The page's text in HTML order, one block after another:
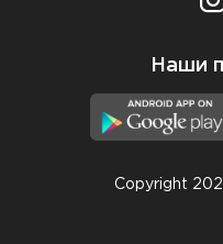
Наши
Copyright